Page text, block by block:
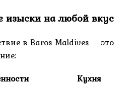
изыски на любой вкус
в Baros Maldives – это
Кухня